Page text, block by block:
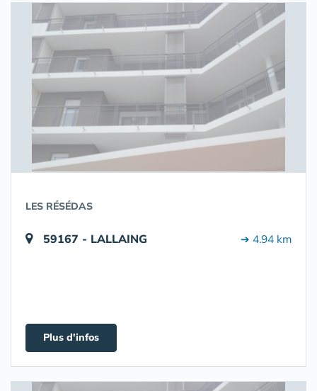
LES RÉSÉDAS
59167 - LALLAING ➔ 4.94 km
Plus d'infos